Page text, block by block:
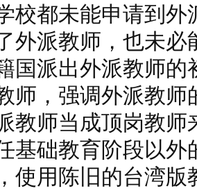
校都未能申请到外
外派教师，也未必
国派出外派教师的
师，强调外派教
教师当成顶岗教师
基础教育阶段以外
使用陈旧的台湾